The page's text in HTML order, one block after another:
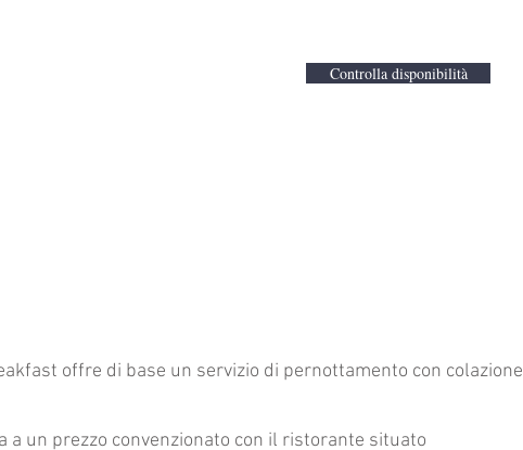
Controlla disponibilità
offre di base un servizio di pernottamento con colazione
a un prezzo convenzionato con il ristorante situato